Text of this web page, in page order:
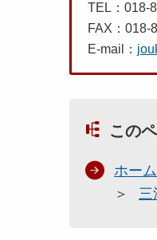
TEL：018-
FAX：018-
E-mail：
この
ホーム
三